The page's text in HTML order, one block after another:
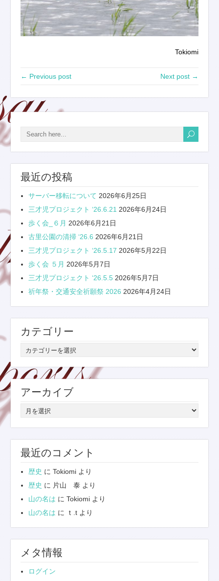
Tokiomi
← Previous post Next post →
最近の投稿
サーバー移転について 2026年6月25日
三才児プロジェクト ‘26.6.21 2026年6月24日
歩く会_６月 2026年6月21日
古里公園の清掃 ‘26.6 2026年6月21日
三才児プロジェクト ‘26.5.17 2026年5月22日
歩く会 ５月 2026年5月7日
三才児プロジェクト ‘26.5.5 2026年5月7日
祈年祭・交通安全祈願祭 2026 2026年4月24日
カテゴリー
カ
テ
ゴ
ー
アーカイブ
ア
ー
ブ
最近のコメント
歴史 にTokiomi より
歴史 に 片山 泰 より
山の名は にTokiomi より
山の名は に ｔ.t より
メタ情報
ログイン